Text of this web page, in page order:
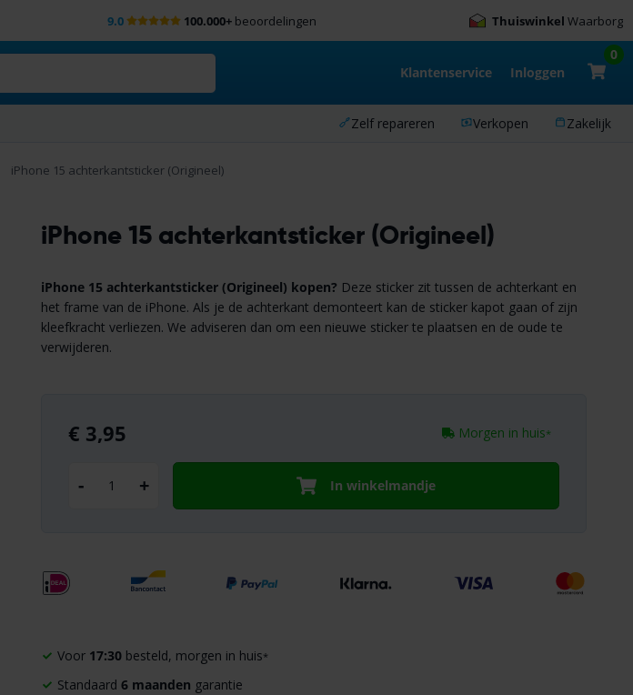
9.0 100.000+beoordelingen Thuiswinkel Waarborg
Klantenservice Inloggen
0
Zelf repareren Verkopen Zakelijk
iPhone 15 achterkantsticker (Origineel)
iPhone 15 achterkantsticker (Origineel)
Voor 17:30 besteld, morgen in huis*
Standaard 6 maanden garantie
iPhone 15 achterkantsticker (Origineel) kopen? Deze sticker zit tussen de achterkant en
het frame van de iPhone. Als je de achterkant demonteert kan de sticker kapot gaan of zijn
kleefkracht verliezen. We adviseren dan om een nieuwe sticker te plaatsen en de oude te
verwijderen.
€ 3,95 Morgen in huis*
- + In winkelmandje